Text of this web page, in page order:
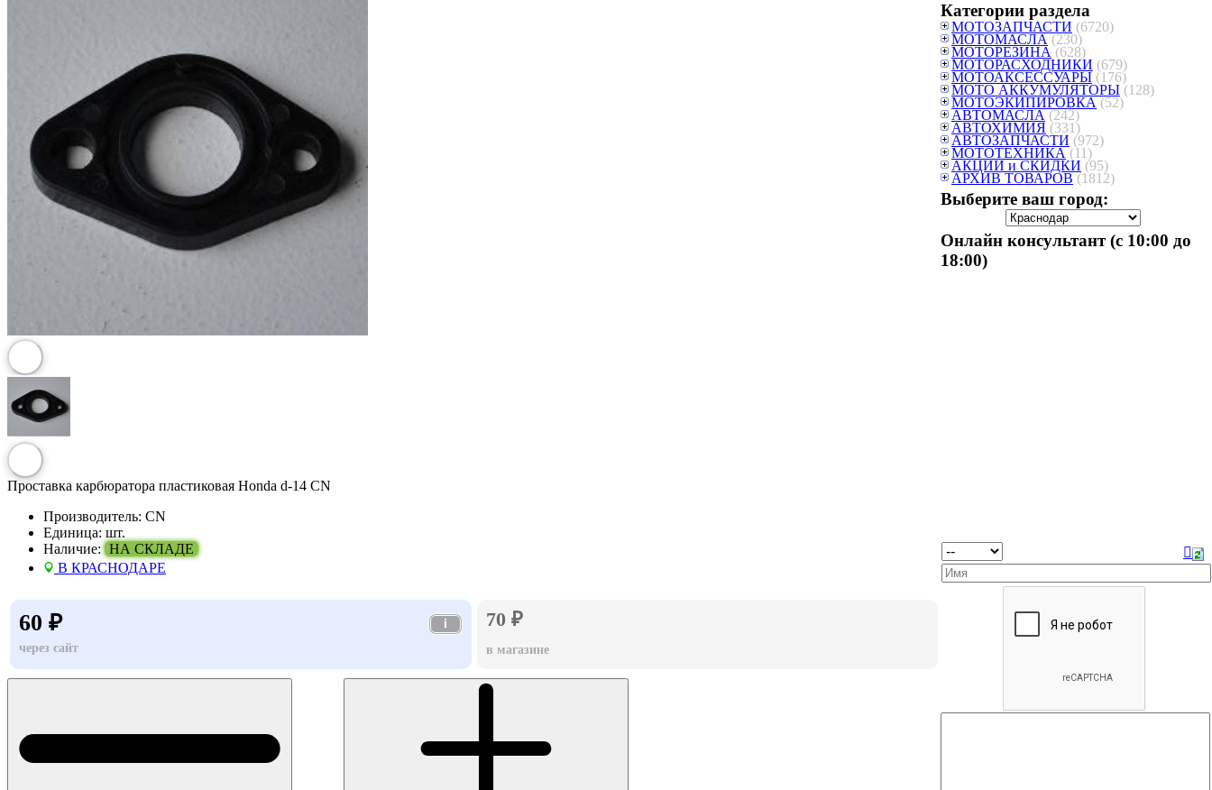
Проставка карбюратора пластиковая Honda d-14 CN
Производитель: CN
Единица: шт.
Наличие: НА СКЛАДЕ
В КРАСНОДАРЕ
60 ₽
i
через сайт
70 ₽
в магазине
Категории раздела
МОТОЗАПЧАСТИ (6720)
МОТОМАСЛА (230)
МОТОРЕЗИНА (628)
МОТОРАСХОДНИКИ (679)
МОТОАКСЕССУАРЫ (176)
МОТО АККУМУЛЯТОРЫ (128)
МОТОЭКИПИРОВКА (52)
АВТОМАСЛА (242)
АВТОХИМИЯ (331)
АВТОЗАПЧАСТИ (972)
МОТОТЕХНИКА (11)
АКЦИИ и СКИДКИ (95)
АРХИВ ТОВАРОВ (1812)
Выберите ваш город:
Онлайн консультант (с 10:00 до
18:00)